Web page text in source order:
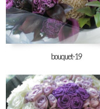
bouquet-19